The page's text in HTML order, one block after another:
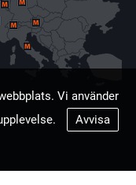
Vi använder
Avvisa